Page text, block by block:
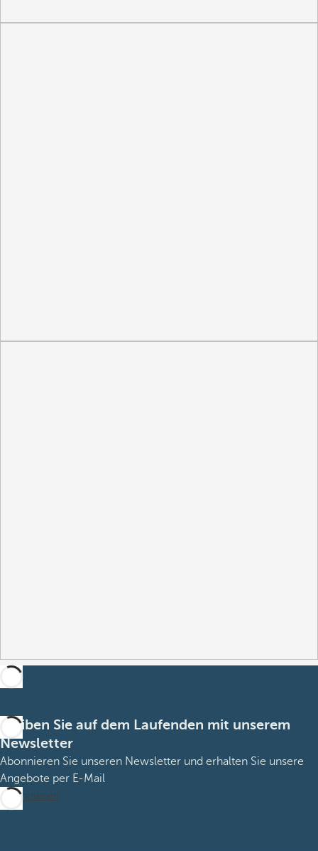
Bleiben Sie auf dem Laufenden mit unserem
Newsletter
Abonnieren Sie unseren Newsletter und erhalten Sie unsere
Angebote per E-Mail
Abonnieren